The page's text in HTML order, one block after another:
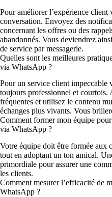
Pour améliorer l’expérience
conversation. Envoyez des
concernant les offres ou des
abandonnés. Vous deviendrez
de service par messagerie.
Quelles sont les meilleures
via WhatsApp ?
Pour un service client impeccable
toujours professionnel et courtois.
fréquentes et utilisez le contenu
échanges plus vivants. Vous
Comment former mon équipe
via WhatsApp ?
Votre équipe doit être formée aux
tout en adoptant un ton amical.
primordiale pour assurer une
les clients.
Comment mesurer l’efficacité de
WhatsApp ?